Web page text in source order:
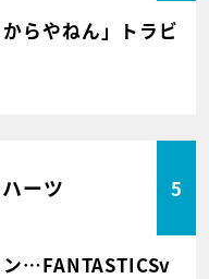
らやねん」トラビ
ーツ 5
ン…FANTASTICSv